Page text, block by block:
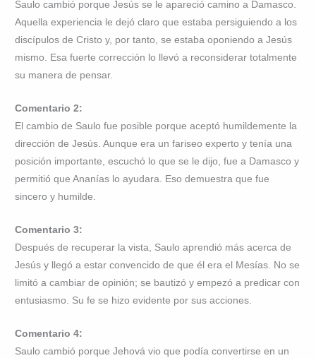
Saulo cambió porque Jesús se le apareció camino a Damasco.
Aquella experiencia le dejó claro que estaba persiguiendo a los
discípulos de Cristo y, por tanto, se estaba oponiendo a Jesús
mismo. Esa fuerte corrección lo llevó a reconsiderar totalmente
su manera de pensar.
Comentario 2:
El cambio de Saulo fue posible porque aceptó humildemente la
dirección de Jesús. Aunque era un fariseo experto y tenía una
posición importante, escuchó lo que se le dijo, fue a Damasco y
permitió que Ananías lo ayudara. Eso demuestra que fue
sincero y humilde.
Comentario 3:
Después de recuperar la vista, Saulo aprendió más acerca de
Jesús y llegó a estar convencido de que él era el Mesías. No se
limitó a cambiar de opinión; se bautizó y empezó a predicar con
entusiasmo. Su fe se hizo evidente por sus acciones.
Comentario 4:
Saulo cambió porque Jehová vio que podía convertirse en un